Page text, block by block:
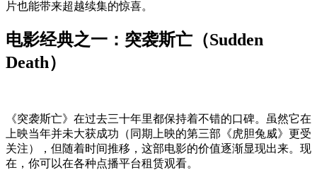
片也能带来超越续集的惊喜。
电影经典之一：突袭斯亡（Sudden
Death）
《突袭斯亡》在过去三十年里都保持着不错的口碑。虽然它在
上映当年并未大获成功（同期上映的第三部《虎胆兔威》更受
关注），但随着时间推移，这部电影的价值逐渐显现出来。现
在，你可以在各种点播平台租赁观看。